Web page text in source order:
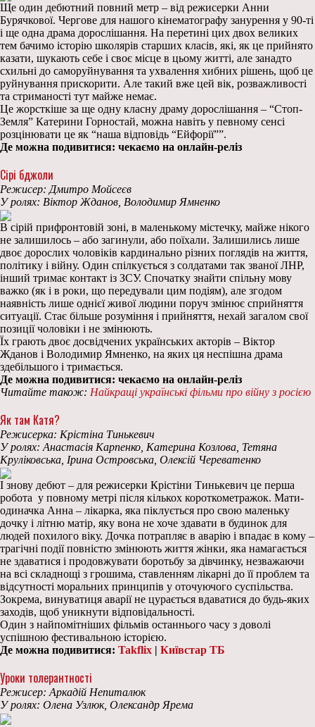
Ще один дебютний повний метр – від режисерки Анни
Бурячкової. Чергове для нашого кінематографу занурення у 90-ті
і ще одна драма дорослішання. На перетині цих двох великих
тем бачимо історію школярів старших класів, які, як це прийнято
казати, шукають себе і своє місце в цьому житті, але занадто
схильні до саморуйнування та ухвалення хибних рішень, щоб це
руйнування прискорити. Але такий вже цей вік, розважливості
та стриманості тут майже немає.
Це жорсткіше за ще одну класну драму дорослішання – “Стоп-
Земля” Катерини Горностай, можна навіть у певному сенсі
розцінювати це як “наша відповідь “Ейфорії””.
Де можна подивитися: чекаємо на онлайн-реліз
Сірі бджоли
Режисер: Дмитро Мойсеєв
У ролях: Віктор Жданов, Володимир Ямненко
В сірій прифронтовій зоні, в маленькому містечку, майже нікого
не залишилось – або загинули, або поїхали. Залишились лише
двоє дорослих чоловіків кардинально різних поглядів на життя,
політику і війну. Один спілкується з солдатами так званої ЛНР,
інший тримає контакт із ЗСУ. Спочатку знайти спільну мову
важко (як і в роки, що передували цим подіям), але згодом
наявність лише однієї живої людини поруч змінює сприйняття
ситуації. Стає більше розуміння і прийняття, нехай загалом свої
позиції чоловіки і не змінюють.
Їх грають двоє досвідчених українських акторів – Віктор
Жданов і Володимир Ямненко, на яких ця неспішна драма
здебільшого і тримається.
Де можна подивитися: чекаємо на онлайн-реліз
Читайте також: Найкращі українські фільми про війну з росією
Як там Катя?
Режисерка: Крістіна Тинькевич
У ролях: Анастасія Карпенко, Катерина Козлова, Тетяна
Круліковська, Ірина Островська, Олексій Череватенко
І знову дебют – для режисерки Крістіни Тинькевич це перша
робота у повному метрі після кількох короткометражок. Мати-
одиначка Анна – лікарка, яка піклується про свою маленьку
дочку і літню матір, яку вона не хоче здавати в будинок для
людей похилого віку. Дочка потрапляє в аварію і впадає в кому –
трагічні події повністю змінюють життя жінки, яка намагається
не здаватися і продовжувати боротьбу за дівчинку, незважаючи
на всі складнощі з грошима, ставленням лікарні до її проблем та
відсутності моральних принципів у оточуючого суспільства.
Зокрема, винуватиця аварії не цурається вдаватися до будь-яких
заходів, щоб уникнути відповідальності.
Один з найпомітніших фільмів останнього часу з доволі
успішною фестивальною історією.
Де можна подивитися: Takflix | Київстар ТБ
Уроки толерантності
Режисер: Аркадій Непиталюк
У ролях: Олена Узлюк, Олександр Ярема